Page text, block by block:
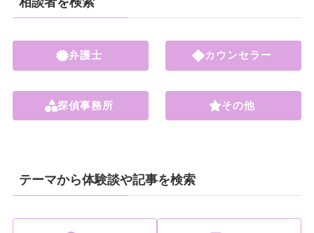
弁護士
探偵事務所
カウンセラー
その他
テーマから体験談や記事を検索